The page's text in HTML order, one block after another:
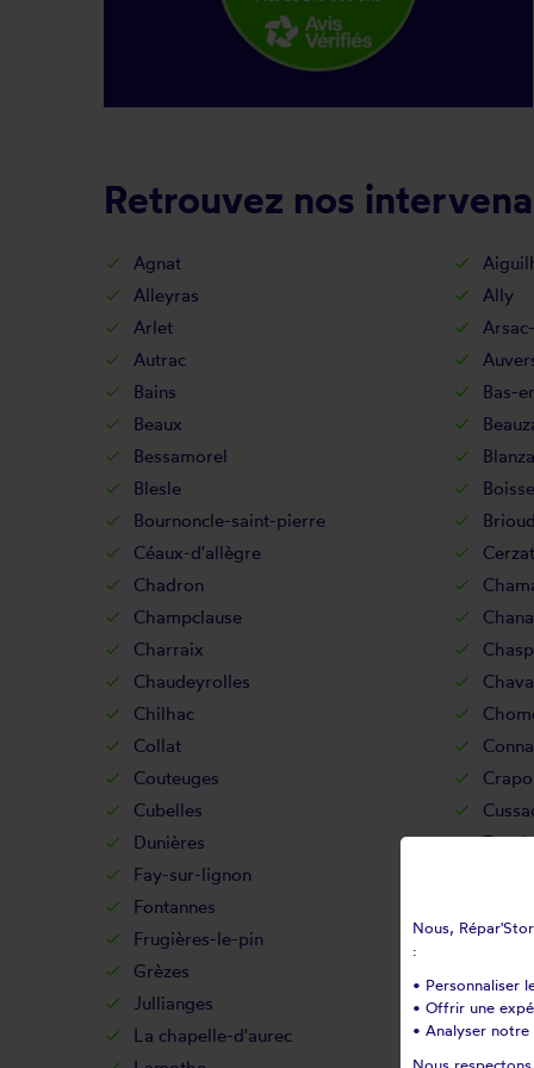
Retrouvez nos
Agnat
Alleyras
Ally
Arlet
Autrac
Bains
Bas-
Beaux
Bessamorel
Blesle
Bournoncle-saint-pierre
Céaux-d'allègre
Cerzat
Chadron
Champclause
Charraix
Chaudeyrolles
Chilhac
Collat
Couteuges
Cubelles
Dunières
Fay-sur-lignon
Fontannes
Frugières-le-pin
Grèzes
Jullianges
La
La chapelle-d'aurec
La
Nous,
:
• Personnaliser
• Offrir une
• Analyser notre